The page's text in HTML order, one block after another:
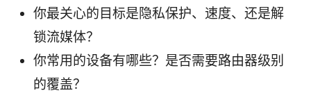
你最关心的目标是隐私保护、速度、还是解
锁流媒体？
你常用的设备有哪些？是否需要路由器级别
的覆盖？